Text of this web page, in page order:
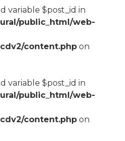
variable $post_id in
public_html/web-
content.phpon
variable $post_id in
public_html/web-
content.phpon